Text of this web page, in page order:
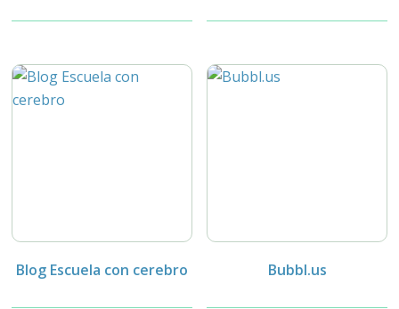
Blog Escuela con cerebro Bubbl.us